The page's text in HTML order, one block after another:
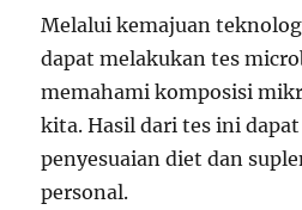
Melalui kemajuan
dapat melakukan tes
memahami komposisi
kita. Hasil dari tes ini
penyesuaian diet dan
personal.